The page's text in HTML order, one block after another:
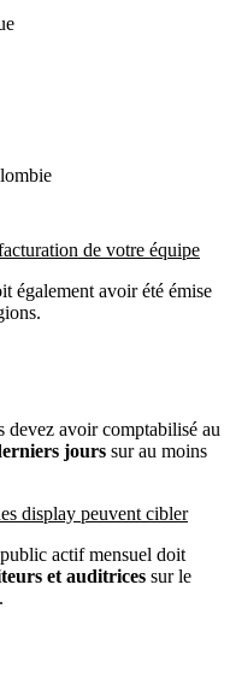
de votre équipe
également avoir été émise
devez avoir comptabilisé au
jours sur au moins
display peuvent cibler
actif mensuel doit
et auditrices sur le